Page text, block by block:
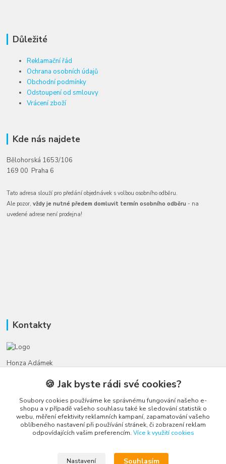
Důležité
Reklamační řád
Ochrana osobních údajů
Obchodní podmínky
Odstoupení od smlouvy
Vrácení zboží
Kde nás najdete
Bělohorská 1653/106
169 00 Praha 6
Tato adresa slouží pro předání objednávek s volbou osobního odběru.
Ale pozor,vždy je nutné předem domluvit termín osobního odběru - na
uvedené adrese není prodejna!
Kontakty
Honza Adámek
(Po-Ne, 9-21 hod.)
honza@autahracky.cz
🍪 Jak byste rádi své cookies?
Soubory cookies používáme ke správnému fungování našeho e-
shopu a v případě vašeho souhlasu také ke sledování statistik o
webu, měření efektivity reklamních kampaní, zapamatování vašeho
oblíbeného nastavení při používání stránek, či zobrazení reklam
odpovídajících vašim preferencím. Více k využití cookies
Nastavení Souhlasím